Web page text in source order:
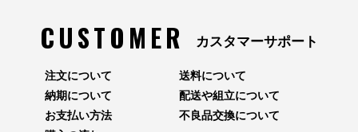
CUSTOMER カスタマーサポート
注文について
納期について
お支払い方法
送料について
配送や組立について
不良品交換について